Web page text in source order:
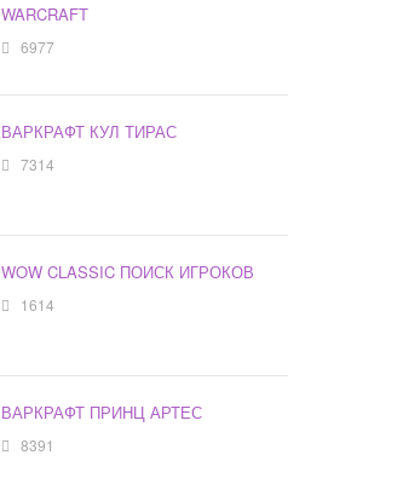
WARCRAFT
6977
ВАРКРАФТ КУЛ ТИРАС
7314
WOW CLASSIC ПОИСК ИГРОКОВ
1614
ВАРКРАФТ ПРИНЦ АРТЕС
8391